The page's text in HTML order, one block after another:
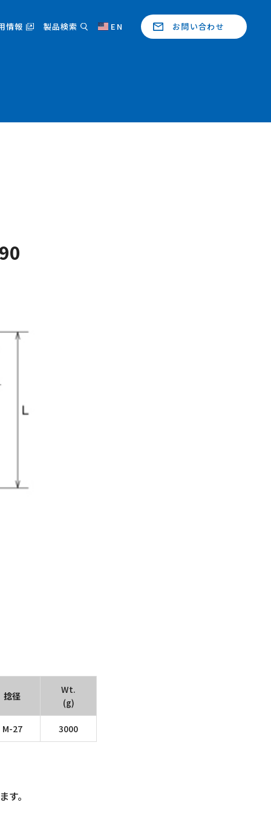
情報 製品検索 EN お問い合わせ
捻径
Wt.
(g)
M-27 3000
。